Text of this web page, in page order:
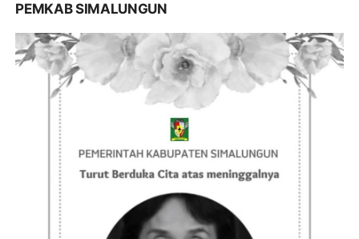
PEMKAB SIMALUNGUN